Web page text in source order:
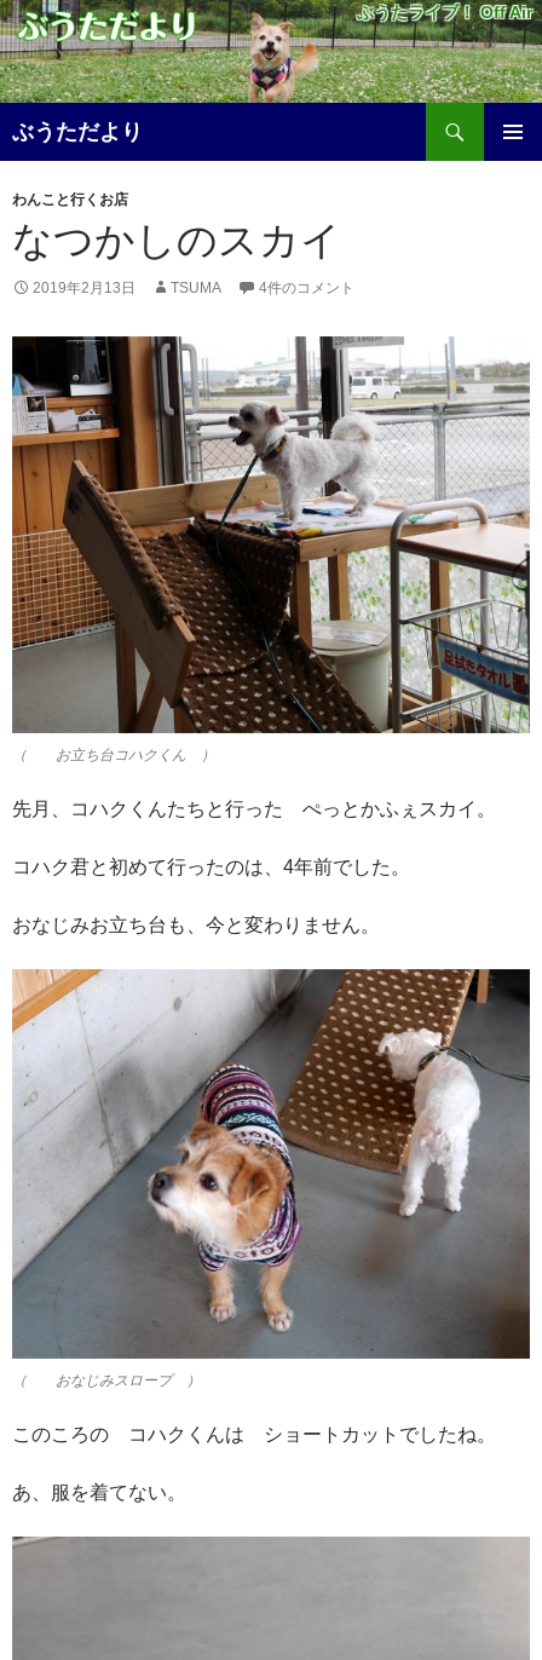
ぶうたライブ！ Off Air
ぶうただより
索
ニ
ュ
ー
テ
ン
ツ
へ
プ
わんこと行くお店
なつかしのスカイ
2019年2月13日 TSUMA 4件のコメント
（ お立ち台コハクくん ）
先月、コハクくんたちと行った ぺっとかふぇスカイ。
コハク君と初めて行ったのは、4年前でした。
おなじみお立ち台も、今と変わりません。
（ おなじみスロープ ）
このころの コハクくんは ショートカットでしたね。
あ、服を着てない。